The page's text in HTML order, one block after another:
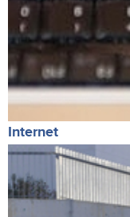
Internet